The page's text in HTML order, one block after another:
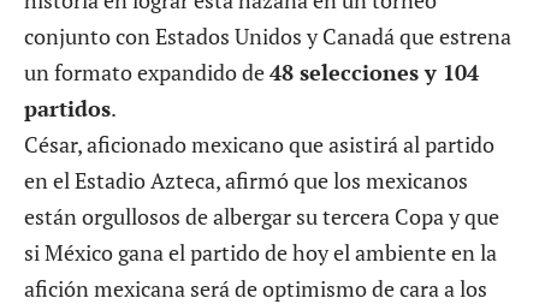
conjunto con Estados Unidos y Canadá que estrena
un formato expandido de48 selecciones y 104
partidos.
César, aficionado mexicano que asistirá al partido
en el Estadio Azteca, afirmó que los mexicanos
están orgullosos de albergar su tercera Copa y que
si México gana el partido de hoy el ambiente en la
afición mexicana será de optimismo de cara a los